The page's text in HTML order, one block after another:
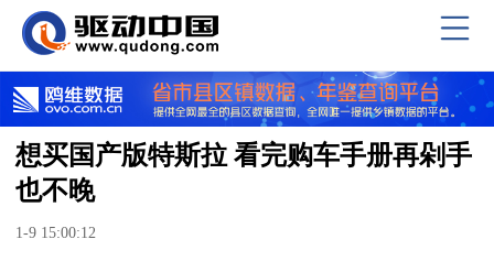
想买国产版特斯拉 看完购车手册再剁手
也不晚
1-9 15:00:12